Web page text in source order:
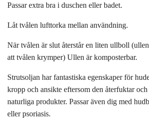
Passar extra bra i duschen eller badet.
Låt tvålen lufttorka mellan användning.
När tvålen är slut återstår en liten ullboll
att tvålen krymper) Ullen är komposterbar.
Strutsoljan har fantastiska egenskaper för
kropp och ansikte eftersom den återfuktar
naturliga produkter. Passar även dig med
eller psoriasis.